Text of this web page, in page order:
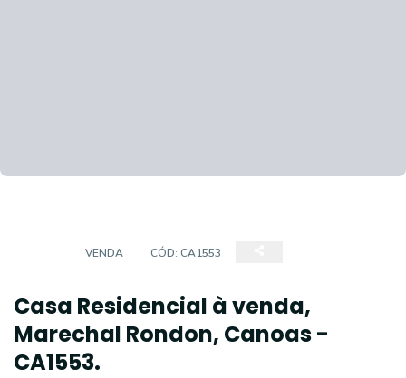
VENDA CÓD: CA1553
Casa Residencial à venda,
Marechal Rondon, Canoas -
CA1553.